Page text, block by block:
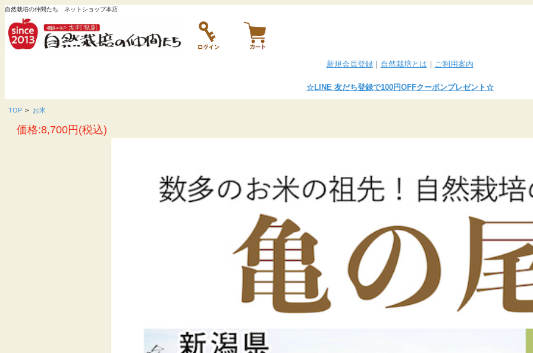
自然栽培の仲間たち ネットショップ本店
新規会員登録｜ 自然栽培とは ｜ ご利用案内
☆LINE友だち登録で100円OFFクーポンプレゼント☆
TOP > お米
価格:8,700円(税込)